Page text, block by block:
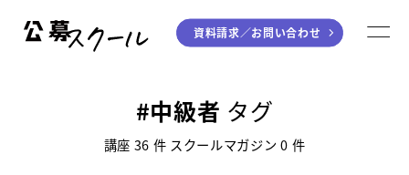
ジャンルから探す
川柳・短歌・俳句
資料請求／お問い合わせ
中級者 タグ
講座 36 件 スクールマガジン 0 件